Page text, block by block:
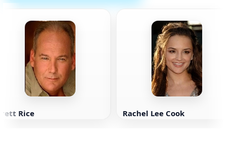
Rice Rachel Lee Cook